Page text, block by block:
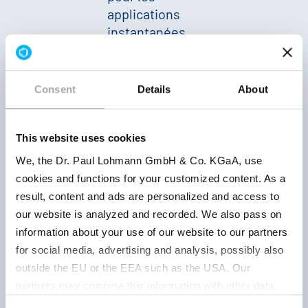
Consent Details About
This website uses cookies
We, the Dr. Paul Lohmann GmbH & Co. KGaA, use
cookies and functions for your customized content. As a
result, content and ads are personalized and access to
our website is analyzed and recorded. We also pass on
information about your use of our website to our partners
for social media, advertising and analysis, possibly also
outside the EU or the EEA such as the USA. Our
applications
instantanées
Citrate de
Très soluble,
Compléments
nutritionnels
Citrate de
magnésium
et de
potassium
Soluble, goût
neutre (pH
env. 7)
Egalement
source de
Potassium
Enrichissement
des aliments /
compléments
nutritionnels